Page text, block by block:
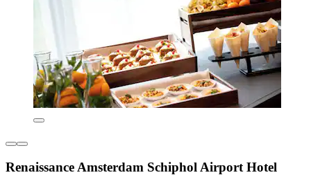
Renaissance Amsterdam Schiphol Airport Hotel